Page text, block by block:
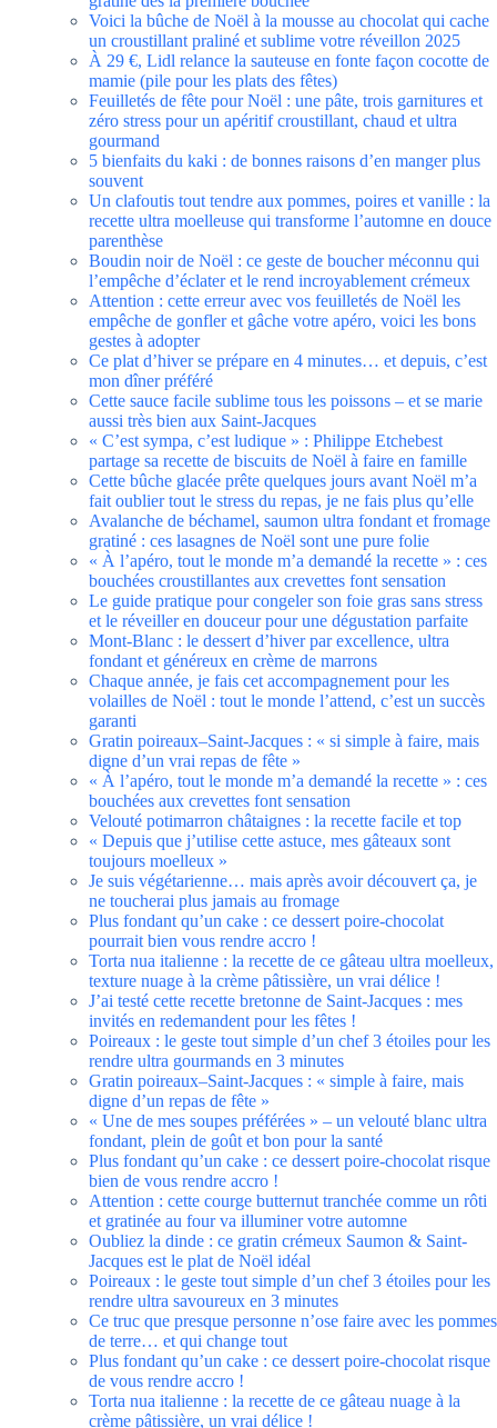
Voici la bûche de Noël à la mousse au chocolat qui cache
un croustillant praliné et sublime votre réveillon 2025
À 29 €, Lidl relance la sauteuse en fonte façon cocotte de
mamie (pile pour les plats des fêtes)
Feuilletés de fête pour Noël : une pâte, trois garnitures et
zéro stress pour un apéritif croustillant, chaud et ultra
gourmand
5 bienfaits du kaki : de bonnes raisons d’en manger plus
souvent
Un clafoutis tout tendre aux pommes, poires et vanille : la
recette ultra moelleuse qui transforme l’automne en douce
parenthèse
Boudin noir de Noël : ce geste de boucher méconnu qui
l’empêche d’éclater et le rend incroyablement crémeux
Attention : cette erreur avec vos feuilletés de Noël les
empêche de gonfler et gâche votre apéro, voici les bons
gestes à adopter
Ce plat d’hiver se prépare en 4 minutes… et depuis, c’est
mon dîner préféré
Cette sauce facile sublime tous les poissons – et se marie
aussi très bien aux Saint-Jacques
« C’est sympa, c’est ludique » : Philippe Etchebest
partage sa recette de biscuits de Noël à faire en famille
Cette bûche glacée prête quelques jours avant Noël m’a
fait oublier tout le stress du repas, je ne fais plus qu’elle
Avalanche de béchamel, saumon ultra fondant et fromage
gratiné : ces lasagnes de Noël sont une pure folie
« À l’apéro, tout le monde m’a demandé la recette » : ces
bouchées croustillantes aux crevettes font sensation
Le guide pratique pour congeler son foie gras sans stress
et le réveiller en douceur pour une dégustation parfaite
Mont-Blanc : le dessert d’hiver par excellence, ultra
fondant et généreux en crème de marrons
Chaque année, je fais cet accompagnement pour les
volailles de Noël : tout le monde l’attend, c’est un succès
garanti
Gratin poireaux–Saint-Jacques : « si simple à faire, mais
digne d’un vrai repas de fête »
« À l’apéro, tout le monde m’a demandé la recette » : ces
bouchées aux crevettes font sensation
Velouté potimarron châtaignes : la recette facile et top
« Depuis que j’utilise cette astuce, mes gâteaux sont
toujours moelleux »
Je suis végétarienne… mais après avoir découvert ça, je
ne toucherai plus jamais au fromage
Plus fondant qu’un cake : ce dessert poire-chocolat
pourrait bien vous rendre accro !
Torta nua italienne : la recette de ce gâteau ultra moelleux,
texture nuage à la crème pâtissière, un vrai délice !
J’ai testé cette recette bretonne de Saint-Jacques : mes
invités en redemandent pour les fêtes !
Poireaux : le geste tout simple d’un chef 3 étoiles pour les
rendre ultra gourmands en 3 minutes
Gratin poireaux–Saint-Jacques : « simple à faire, mais
digne d’un repas de fête »
« Une de mes soupes préférées » – un velouté blanc ultra
fondant, plein de goût et bon pour la santé
Plus fondant qu’un cake : ce dessert poire-chocolat risque
bien de vous rendre accro !
Attention : cette courge butternut tranchée comme un rôti
et gratinée au four va illuminer votre automne
Oubliez la dinde : ce gratin crémeux Saumon & Saint-
Jacques est le plat de Noël idéal
Poireaux : le geste tout simple d’un chef 3 étoiles pour les
rendre ultra savoureux en 3 minutes
Ce truc que presque personne n’ose faire avec les pommes
de terre… et qui change tout
Plus fondant qu’un cake : ce dessert poire-chocolat risque
de vous rendre accro !
Torta nua italienne : la recette de ce gâteau nuage à la
crème pâtissière, un vrai délice !